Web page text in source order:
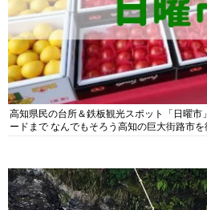
高知県民の台所＆鉄板観光スポット「日曜市
ードまで なんでもそろう高知の巨大街路市を